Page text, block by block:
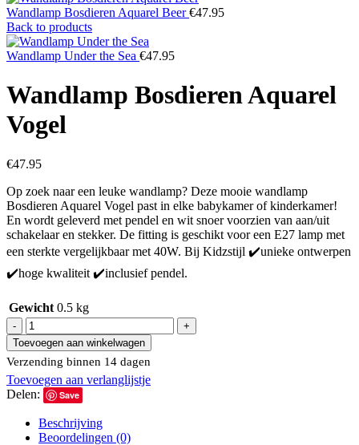
Wandlamp Bosdieren Aquarel Beer€47.95
Back to products
Wandlamp Under the Sea €47.95
Wandlamp Bosdieren Aquarel
Vogel
€47.95
Op zoek naar een leuke wandlamp? Deze mooie wandlamp
Bosdieren Aquarel Vogel past in elke babykamer of kinderkamer!
En wordt geleverd met pendel en wit snoer voorzien van aan/uit
schakelaar en stekker. De fitting is geschikt voor een E27 lamp met
een sterkte vergelijkbaar met 40W. Bij Kidzstijl ✔️unieke ontwerpen
✔️hoge kwaliteit ✔️inclusief pendel.
Gewicht 0.5 kg
Toevoegen aan winkelwagen
Verzending binnen 14 dagen
Toevoegen aan verlanglijstje
Delen:
Save
Beschrijving
Beoordelingen (0)